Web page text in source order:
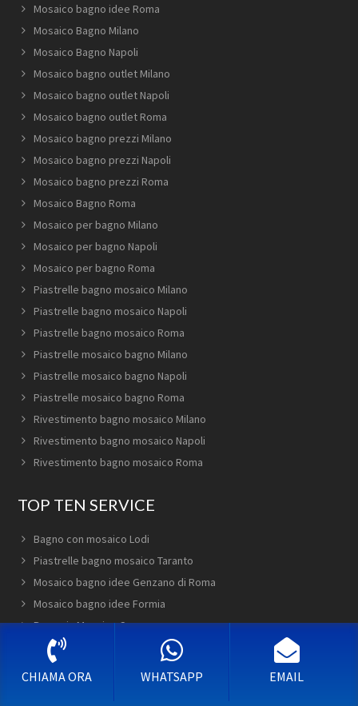
Mosaico bagno idee Roma
Mosaico Bagno Milano
Mosaico Bagno Napoli
Mosaico bagno outlet Milano
Mosaico bagno outlet Napoli
Mosaico bagno outlet Roma
Mosaico bagno prezzi Milano
Mosaico bagno prezzi Napoli
Mosaico bagno prezzi Roma
Mosaico Bagno Roma
Mosaico per bagno Milano
Mosaico per bagno Napoli
Mosaico per bagno Roma
Piastrelle bagno mosaico Milano
Piastrelle bagno mosaico Napoli
Piastrelle bagno mosaico Roma
Piastrelle mosaico bagno Milano
Piastrelle mosaico bagno Napoli
Piastrelle mosaico bagno Roma
Rivestimento bagno mosaico Milano
Rivestimento bagno mosaico Napoli
Rivestimento bagno mosaico Roma
TOP TEN SERVICE
Bagno con mosaico Lodi
Piastrelle bagno mosaico Taranto
Mosaico bagno idee Genzano di Roma
Mosaico bagno idee Formia
Bagno in Mosaico Cormons
Mosaico Bagno Modena
CHIAMA ORA WHATSAPP EMAIL